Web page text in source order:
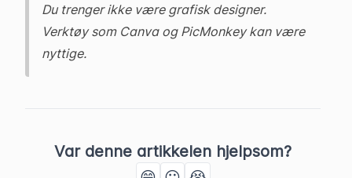
Du trenger ikke være grafisk designer.
Verktøy som Canva og PicMonkey kan være
nyttige.
Var denne artikkelen hjelpsom?